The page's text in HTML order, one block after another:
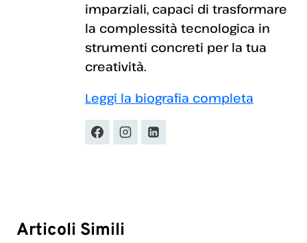
imparziali, capaci di trasformare
la complessità tecnologica in
strumenti concreti per la tua
creatività.
Leggi la biografia completa
Articoli Simili